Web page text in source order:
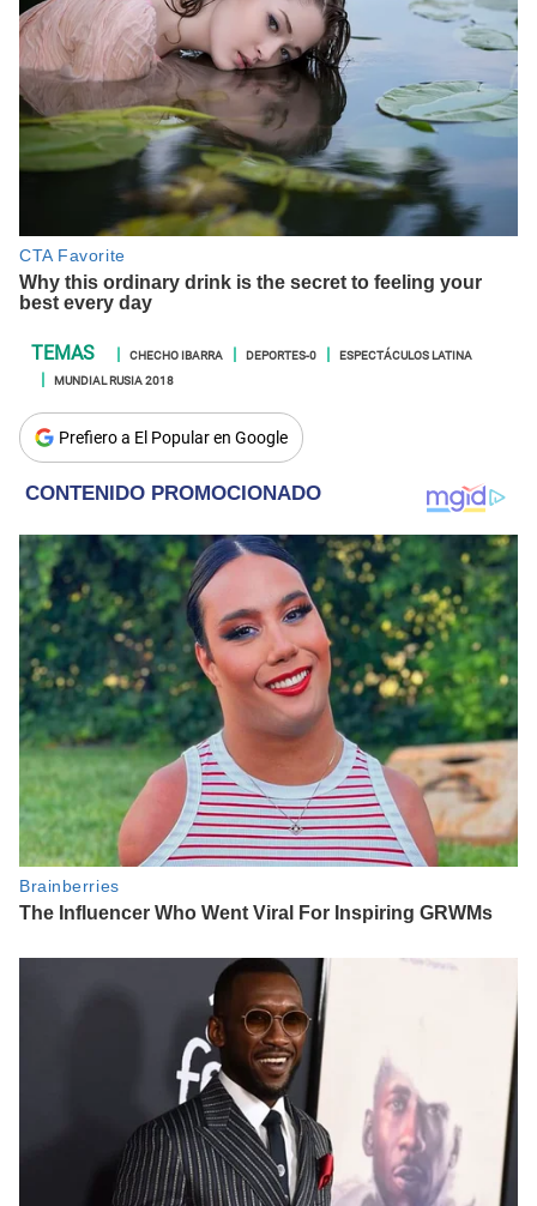
CHECHO IBARRA DEPORTES-0
ESPECTÁCULOS LATINA
MUNDIAL RUSIA 2018
Prefiero a El Popular en Google